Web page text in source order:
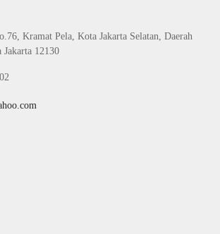
Kramat Pela, Kota Jakarta Selatan, Daerah
Jakarta 12130